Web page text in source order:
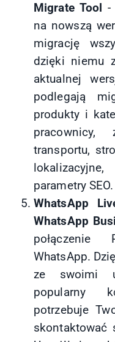
Migrate Tool -
na nowszą
migrację
dzięki niemu
aktualnej
podlegają
produkty i
transportu,
parametry SEO.
WhatsApp
WhatsApp
połączenie
WhatsApp.
ze swoimi
popularny
potrzebuje
skontaktować